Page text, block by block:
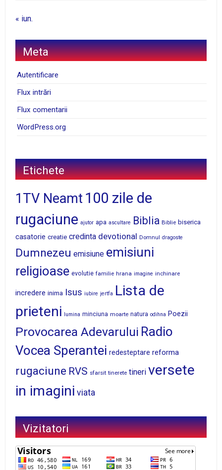
« iun.
Meta
Autentificare
Flux intrări
Flux comentarii
WordPress.org
Etichete
1TV Neamt 100 zile de
rugaciune ajutor apa ascultare Biblia Biblie biserica
casatorie creatie credinta devotional Domnul dragoste
Dumnezeu emisiune emisiuni
religioase evolutie familie hrana imagine inchinare
incredere inima Isus iubire jertfa Lista de
prieteni
lumina minciuna moarte natura odihna Poezii
Provocarea Adevarului Radio
Vocea Sperantei redesteptare reforma
rugaciune RVS sfarsit tinerete tineri versete
in imagini viata
Vizitatori